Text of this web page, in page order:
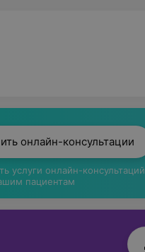
онлайн-консультации
услуги онлайн-консультаций
пациентам